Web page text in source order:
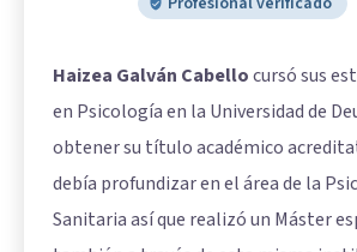
Haizea Galván Cabellocursó sus
en Psicología en la Universidad de
obtener su título académico
debía profundizar en el área de la
Sanitaria así que realizó un Máster